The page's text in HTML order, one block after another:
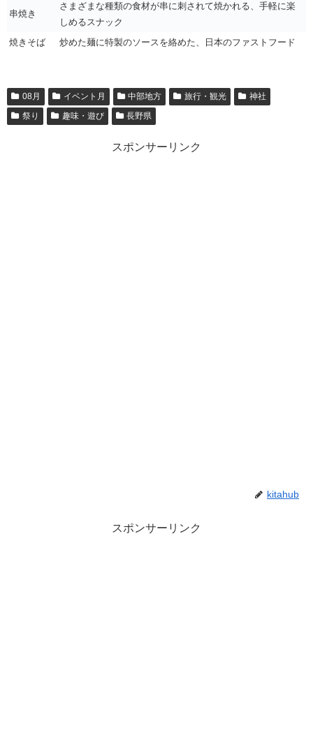
串焼き
さまざまな種類の食材が串に刺されて焼かれる、手軽に楽
しめるスナック
焼きそば
炒めた麺に特製のソースを絡めた、日本のファストフード
08月 イベント月 中部地方 旅行・観光
神社
祭り
趣味・遊び 長野県
スポンサーリンク
kitahub
スポンサーリンク